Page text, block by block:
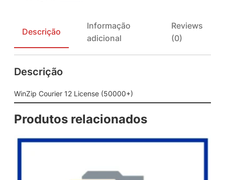
Descrição
Informação
adicional
Reviews
(0)
Descrição
WinZip Courier 12 License (50000+)
Produtos relacionados